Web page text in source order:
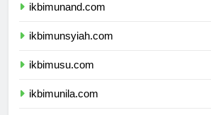
ikbimunand.com
ikbimunsyiah.com
ikbimusu.com
ikbimunila.com